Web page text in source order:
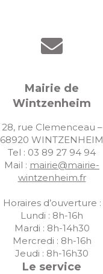
Mairie de
Wintzenheim
28, rue Clemenceau –
68920 WINTZENHEIM
Tel : 03 89 27 94 94
Mail : mairie@mairie-
wintzenheim.fr
Horaires d’ouverture :
Lundi : 8h-16h
Mardi : 8h-14h30
Mercredi : 8h-16h
Jeudi : 8h-16h30
Le service